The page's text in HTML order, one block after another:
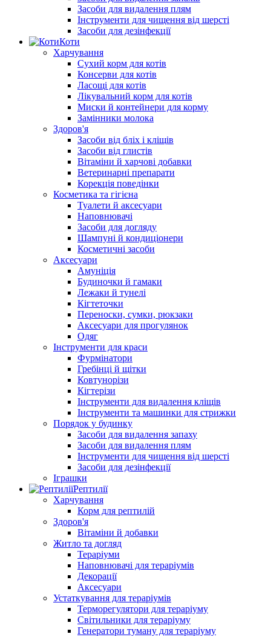
Засоби для видалення плям
Інструменти для чищення від шерсті
Засоби для дезінфекції
Коти
Харчування
Сухий корм для котів
Консерви для котів
Ласощі для котів
Лікувальний корм для котів
Миски й контейнери для корму
Замінники молока
Здоров'я
Засоби від бліх і кліщів
Засоби від глистів
Вітаміни й харчові добавки
Ветеринарні препарати
Корекція поведінки
Косметика та гігієна
Туалети й аксесуари
Наповнювачі
Засоби для догляду
Шампуні й кондиціонери
Косметичні засоби
Аксесуари
Амуніція
Будиночки й гамаки
Лежаки й тунелі
Кігтеточки
Переноски, сумки, рюкзаки
Аксесуари для прогулянок
Одяг
Інструменти для краси
Фурмінатори
Гребінці й щітки
Ковтунорізи
Кігтерізи
Інструменти для видалення кліщів
Інструменти та машинки для стрижки
Порядок у будинку
Засоби для видалення запаху
Засоби для видалення плям
Інструменти для чищення від шерсті
Засоби для дезінфекції
Іграшки
Рептилії
Харчування
Корм для рептилій
Здоров'я
Вітаміни й добавки
Житло та догляд
Тераріуми
Наповнювачі для тераріумів
Декорації
Аксесуари
Устаткування для тераріумів
Терморегулятори для тераріуму
Світильники для тераріуму
Генератори туману для тераріуму